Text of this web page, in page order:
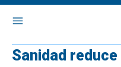
Sanidad